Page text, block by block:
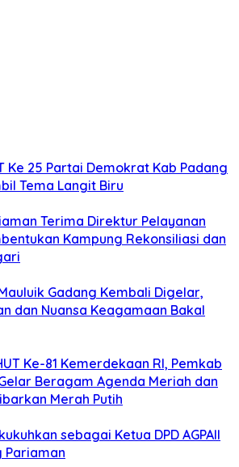
Ke 25 Partai Demokrat Kab Padang
Tema Langit Biru
Terima Direktur Pelayanan
Kampung Rekonsiliasi dan
Gadang Kembali Digelar,
dan Nuansa Keagamaan Bakal
Ke-81 Kemerdekaan RI, Pemkab
Beragam Agenda Meriah dan
Merah Putih
sebagai Ketua DPD AGPAII
‎Pariaman